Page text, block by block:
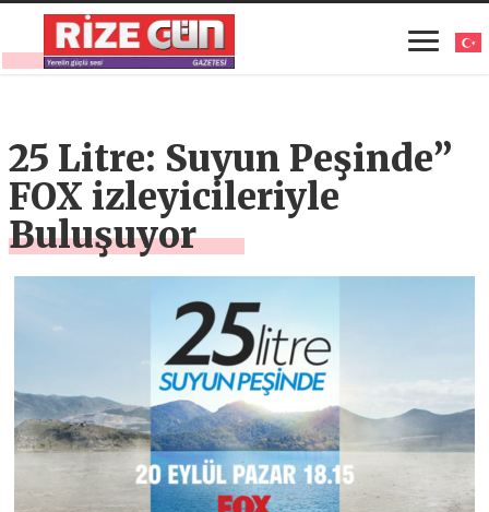
25 Litre: Suyun Peşinde”
FOX izleyicileriyle
Buluşuyor